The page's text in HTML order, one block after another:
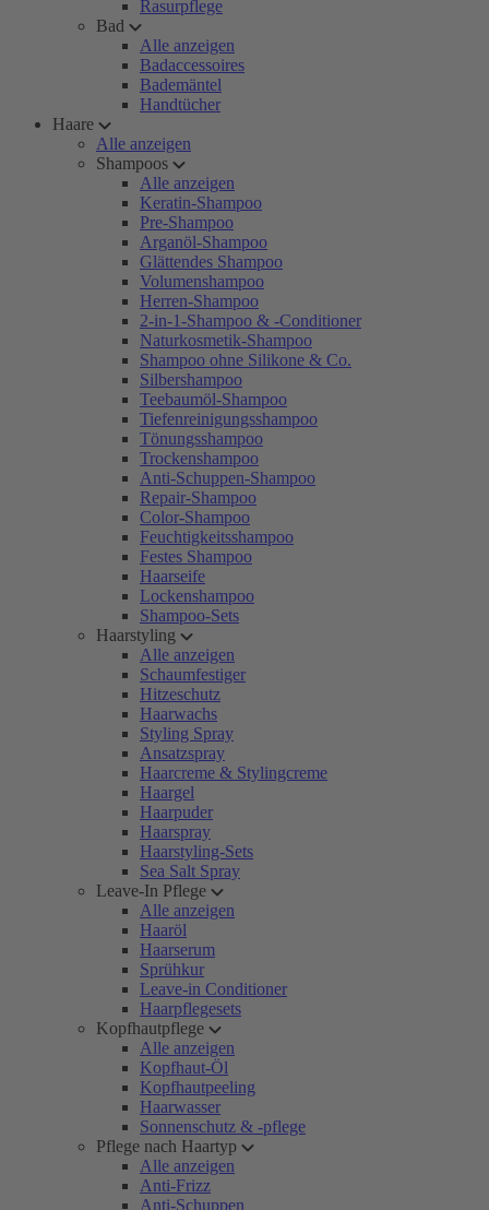
Rasurpflege
Bad
Alle anzeigen
Badaccessoires
Bademäntel
Handtücher
Haare
Alle anzeigen
Shampoos
Alle anzeigen
Keratin-Shampoo
Pre-Shampoo
Arganöl-Shampoo
Glättendes Shampoo
Volumenshampoo
Herren-Shampoo
2-in-1-Shampoo & -Conditioner
Naturkosmetik-Shampoo
Shampoo ohne Silikone & Co.
Silbershampoo
Teebaumöl-Shampoo
Tiefenreinigungsshampoo
Tönungsshampoo
Trockenshampoo
Anti-Schuppen-Shampoo
Repair-Shampoo
Color-Shampoo
Feuchtigkeitsshampoo
Festes Shampoo
Haarseife
Lockenshampoo
Shampoo-Sets
Haarstyling
Alle anzeigen
Schaumfestiger
Hitzeschutz
Haarwachs
Styling Spray
Ansatzspray
Haarcreme & Stylingcreme
Haargel
Haarpuder
Haarspray
Haarstyling-Sets
Sea Salt Spray
Leave-In Pflege
Alle anzeigen
Haaröl
Haarserum
Sprühkur
Leave-in Conditioner
Haarpflegesets
Kopfhautpflege
Alle anzeigen
Kopfhaut-Öl
Kopfhautpeeling
Haarwasser
Sonnenschutz & -pflege
Pflege nach Haartyp
Alle anzeigen
Anti-Frizz
Anti-Schuppen